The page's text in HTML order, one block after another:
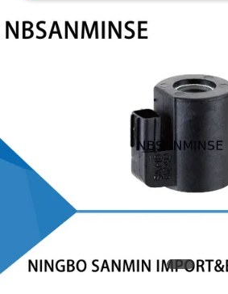
PRIVACYBELEID